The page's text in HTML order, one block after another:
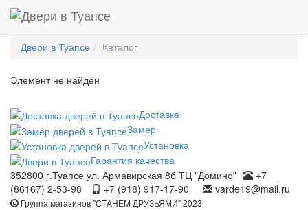
Двери в Туапсе Каталог
Элемент не найден
Доставка
Замер
Установка
Гарантия качества
352800 г.Туапсе ул. Армавирская 8б ТЦ "Домино"
+7
(86167) 2-53-98
+7 (918) 917-17-90 varde19@mail.ru
Группа магазинов "СТАНЕМ ДРУЗЬЯМИ" 2023